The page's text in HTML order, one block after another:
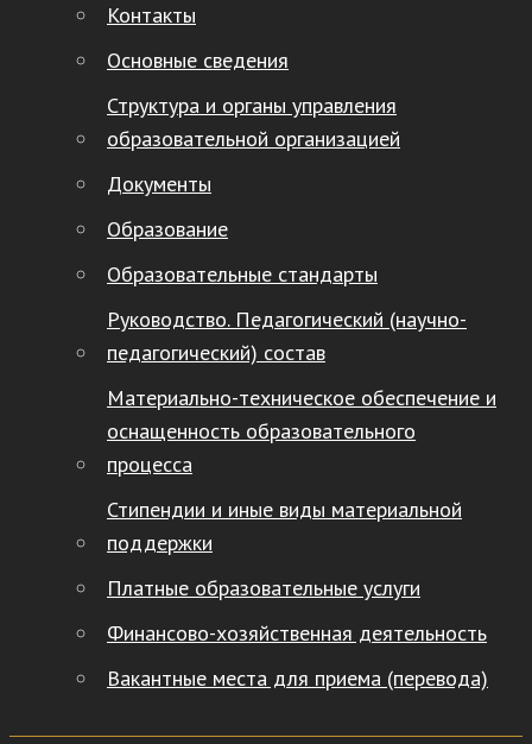
Контакты
Основные сведения
Структура и органы управления
образовательной организацией
Документы
Образование
Образовательные стандарты
Руководство. Педагогический (научно-
педагогический) состав
Материально-техническое обеспечение и
оснащенность образовательного
процесса
Стипендии и иные виды материальной
поддержки
Платные образовательные услуги
Финансово-хозяйственная деятельность
Вакантные места для приема (перевода)